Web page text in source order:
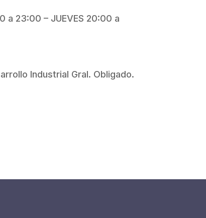
a 23:00 – JUEVES 20:00 a
Industrial Gral. Obligado.